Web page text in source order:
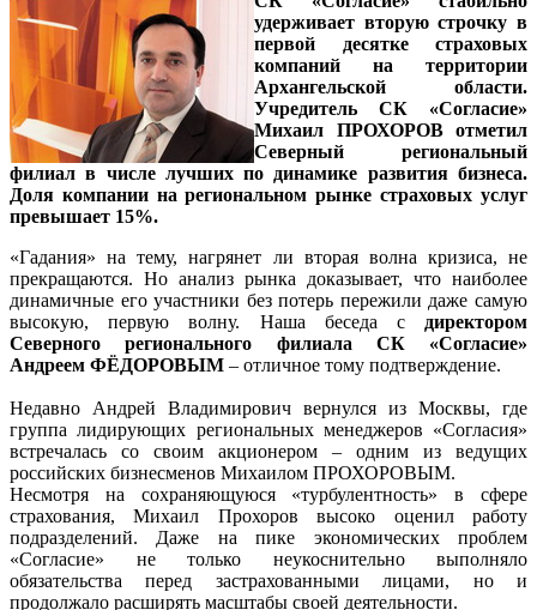
удерживает вторую строчку в
первой десятке страховых
компаний на территории
Архангельской области.
Учредитель СК «Согласие»
Михаил ПРОХОРОВ отметил
Северный региональный
филиал в числе лучших по динамике развития бизнеса.
Доля компании на региональном рынке страховых услуг
превышает 15%.
«Гадания» на тему, нагрянет ли вторая волна кризиса, не
прекращаются. Но анализ рынка доказывает, что наиболее
динамичные его участники без потерь пережили даже самую
высокую, первую волну. Наша беседа с директором
Северного регионального филиала СК «Согласие»
Андреем ФЁДОРОВЫМ – отличное тому подтверждение.
Недавно Андрей Владимирович вернулся из Москвы, где
группа лидирующих региональных менеджеров «Согласия»
встречалась со своим акционером – одним из ведущих
российских бизнесменов Михаилом ПРОХОРОВЫМ.
Несмотря на сохраняющуюся «турбулентность» в сфере
страхования, Михаил Прохоров высоко оценил работу
подразделений. Даже на пике экономических проблем
«Согласие» не только неукоснительно выполняло
обязательства перед застрахованными лицами, но и
продолжало расширять масштабы своей деятельности.